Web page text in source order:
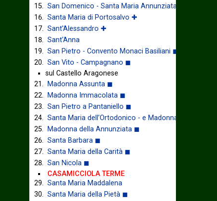
San Domenico - Santa Maria Annunziata ✚
Santa Maria di Portosalvo ✚
Sant'Alessandro ✚
Sant'Anna
San Pietro - Convento Monaci Basiliani ◼
San Vito - Campagnano ◼
sul Castello Aragonese
Madonna Assunta ◼
Madonna Immacolata ◼
San Pietro a Pantaniello ◼
Santa Maria dell’Ortodonico - e Madonna della
Madonna della Annunziata ◼
Santa Barbara ◼
Santa Maria della Carità ◼
San Nicola ◼
CASAMICCIOLA TERME
Santa Maria Maddalena
Santa Maria della Pietà ◼